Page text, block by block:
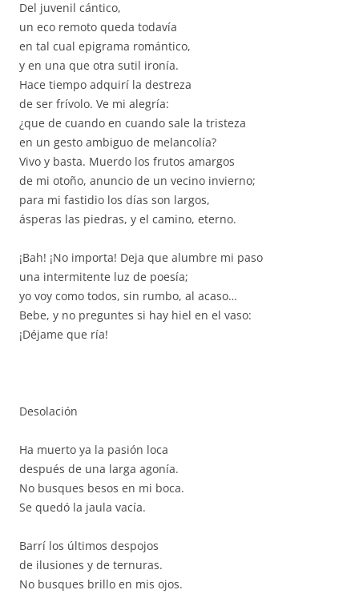
Del juvenil cántico,
un eco remoto queda todavía
en tal cual epigrama romántico,
y en una que otra sutil ironía.
Hace tiempo adquirí la destreza
de ser frívolo. Ve mi alegría:
¿que de cuando en cuando sale la tristeza
en un gesto ambiguo de melancolía?
Vivo y basta. Muerdo los frutos amargos
de mi otoño, anuncio de un vecino invierno;
para mi fastidio los días son largos,
ásperas las piedras, y el camino, eterno.
¡Bah! ¡No importa! Deja que alumbre mi paso
una intermitente luz de poesía;
yo voy como todos, sin rumbo, al acaso…
Bebe, y no preguntes si hay hiel en el vaso:
¡Déjame que ría!
Desolación
Ha muerto ya la pasión loca
después de una larga agonía.
No busques besos en mi boca.
Se quedó la jaula vacía.
Barrí los últimos despojos
de ilusiones y de ternuras.
No busques brillo en mis ojos.